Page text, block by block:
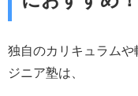
独自のカリキュラム
ジニア塾は、